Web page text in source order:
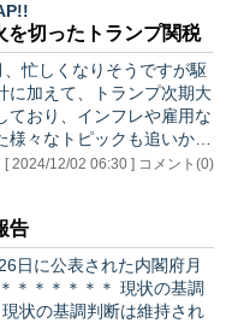
を切ったトランプ関税
忙しくなりそうですが駆
に加えて、トランプ次期大
ており、インフレや雇用な
々なトピックも追いかけ
[ 2024/12/02 06:30 ] コメント(0)
告
日に公表された内閣府月